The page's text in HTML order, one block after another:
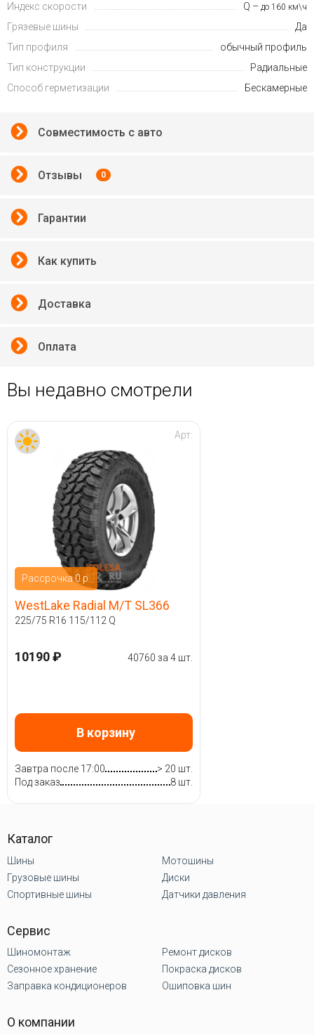
Индекс скорости Q – до 160 км\ч
Грязевые шины
Да
Тип профиля
обычный профиль
Тип конструкции
Радиальные
Способ герметизации
Бескамерные
Совместимость с авто
Отзывы 0
Гарантии
Как купить
Доставка
Оплата
Вы недавно смотрели
Рассрочка 0 р.
Арт:
WestLake Radial M/T SL366
225/75 R16 115/112 Q
10190 ₽ 40760 за 4 шт.
В корзину
Завтра после 17:00
> 20 шт.
Под заказ
8 шт.
Каталог
Шины
Грузовые шины
Спортивные шины
Мотошины
Диски
Датчики давления
Сервис
Шиномонтаж
Сезонное хранение
Заправка кондиционеров
Ремонт дисков
Покраска дисков
Ошиповка шин
О компании